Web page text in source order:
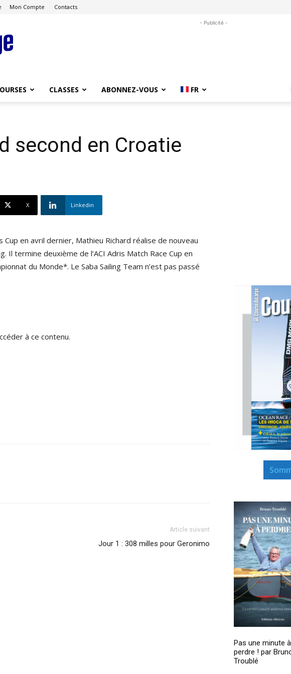
Mon Compte Contacts
- Publicité -
CLASSES ABONNEZ-VOUS FR
second en Croatie
X Linkedin
Cup en avril dernier, Mathieu Richard réalise de nouveau
Il termine deuxième de l’ACI Adris Match Race Cup en
du Monde*. Le Saba Sailing Team n’est pas passé
à ce contenu.
Article suivant
Jour 1 : 308 milles pour Geronimo
Pas une minute à
perdre ! par
Troublé